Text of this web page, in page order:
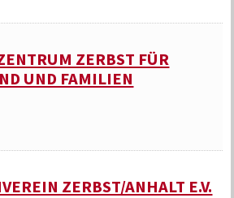
ZERBST FÜR
UND FAMILIEN
ZERBST/ANHALT E.V.